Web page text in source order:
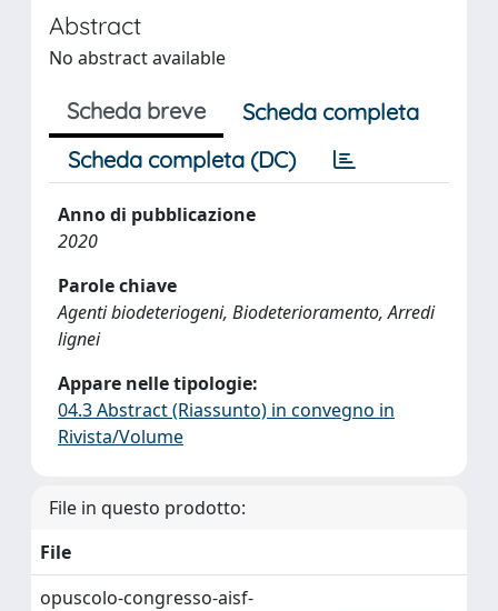
Abstract
No abstract available
Scheda breve
Scheda completa
Scheda completa (DC)
Anno di pubblicazione
2020
Parole chiave
Agenti biodeteriogeni, Biodeterioramento, Arredi
lignei
Appare nelle tipologie:
04.3 Abstract (Riassunto) in convegno in
Rivista/Volume
File in questo prodotto:
File
opuscolo-congresso-aisf-